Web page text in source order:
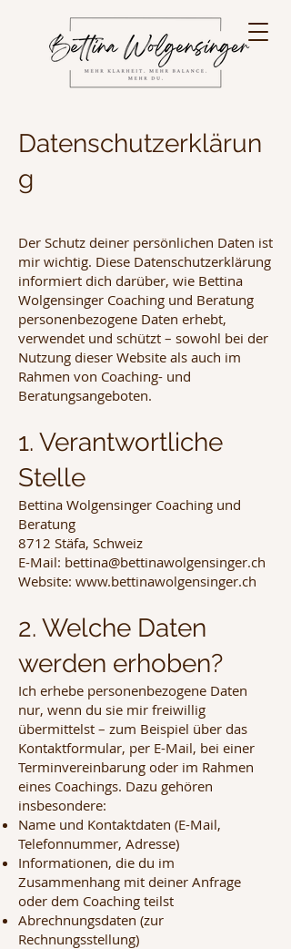
Datenschutzerklärun
g
Der Schutz deiner persönlichen Daten ist
mir wichtig. Diese Datenschutzerklärung
informiert dich darüber, wie Bettina
Wolgensinger Coaching und Beratung
personenbezogene Daten erhebt,
verwendet und schützt – sowohl bei der
Nutzung dieser Website als auch im
Rahmen von Coaching- und
Beratungsangeboten.
1. Verantwortliche
Stelle
Bettina Wolgensinger Coaching und
Beratung
8712 Stäfa, Schweiz
E-Mail: bettina@bettinawolgensinger.ch
Website: www.bettinawolgensinger.ch
2. Welche Daten
werden erhoben?
Ich erhebe personenbezogene Daten
nur, wenn du sie mir freiwillig
übermittelst – zum Beispiel über das
Kontaktformular, per E-Mail, bei einer
Terminvereinbarung oder im Rahmen
eines Coachings. Dazu gehören
insbesondere:
Name und Kontaktdaten (E-Mail,
Telefonnummer, Adresse)
Informationen, die du im
Zusammenhang mit deiner Anfrage
oder dem Coaching teilst
Abrechnungsdaten (zur
Rechnungsstellung)